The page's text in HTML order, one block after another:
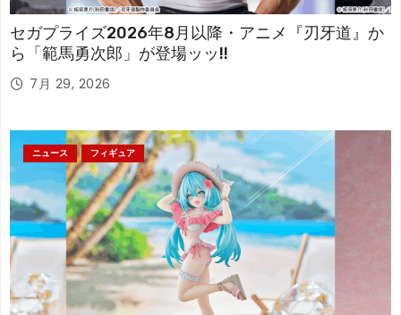
セガプライズ2026年8月以降・アニメ『刃牙道』か
ら「範馬勇次郎」が登場ッッ!!
7月 29, 2026
ニュース フィギュア